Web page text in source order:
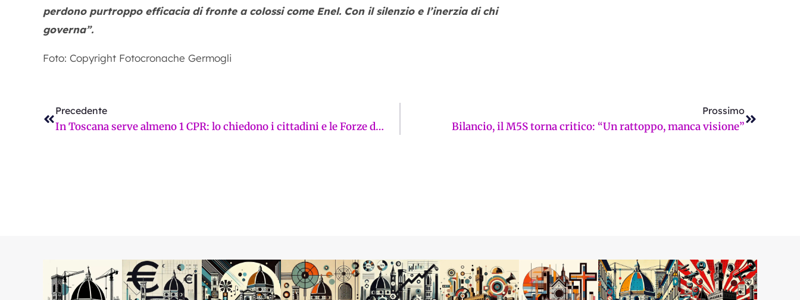
perdono purtroppo efficacia di fronte a colossi come Enel. Con il silenzio e l’inerzia di chi
governa”.
Foto: Copyright Fotocronache Germogli
Precedente
In Toscana serve almeno 1 CPR: lo chiedono i cittadini e le Forze dell’Ordine
Prossimo
Bilancio, il M5S torna critico: “Un rattoppo, manca visione”